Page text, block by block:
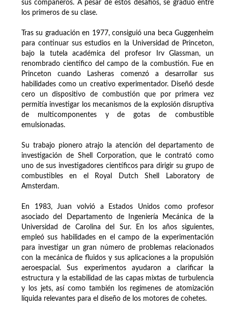
sus compañeros. A pesar de estos desafíos, se graduó entre
los primeros de su clase.
Tras su graduación en 1977, consiguió una beca Guggenheim
para continuar sus estudios en la Universidad de Princeton,
bajo la tutela académica del profesor Irv Glassman, un
renombrado científico del campo de la combustión. Fue en
Princeton cuando Lasheras comenzó a desarrollar sus
habilidades como un creativo experimentador. Diseñó desde
cero un dispositivo de combustión que por primera vez
permitía investigar los mecanismos de la explosión disruptiva
de multicomponentes y de gotas de combustible
emulsionadas.
Su trabajo pionero atrajo la atención del departamento de
investigación de Shell Corporation, que le contrató como
uno de sus investigadores científicos para dirigir su grupo de
combustibles en el Royal Dutch Shell Laboratory de
Amsterdam.
En 1983, Juan volvió a Estados Unidos como profesor
asociado del Departamento de Ingeniería Mecánica de la
Universidad de Carolina del Sur. En los años siguientes,
empleó sus habilidades en el campo de la experimentación
para investigar un gran número de problemas relacionados
con la mecánica de fluidos y sus aplicaciones a la propulsión
aeroespacial. Sus experimentos ayudaron a clarificar la
estructura y la estabilidad de las capas mixtas de turbulencia
y los jets, así como también los regímenes de atomización
líquida relevantes para el diseño de los motores de cohetes.